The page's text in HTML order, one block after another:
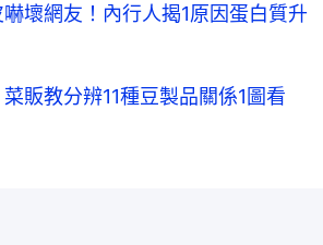
壞網友！內行人揭1原因蛋白質升
販教分辨11種豆製品關係1圖看